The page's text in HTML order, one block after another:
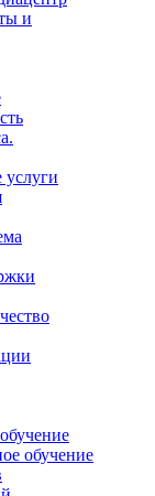
и
услуги
обучение